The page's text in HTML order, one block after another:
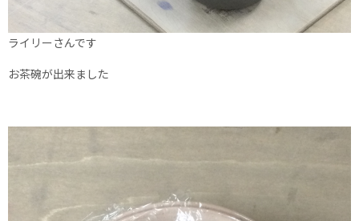
ライリーさんです
お茶碗が出来ました